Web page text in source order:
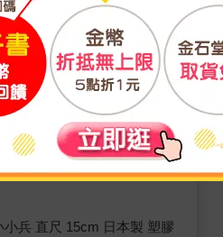
小兵 直尺 15cm 日本製 塑膠